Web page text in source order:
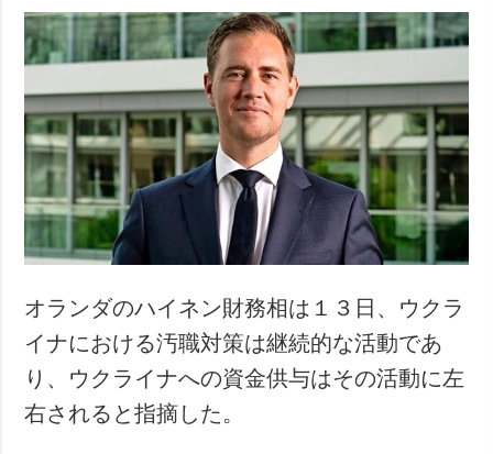
経済・復興
防衛
社会・文化
スポーツ
犯罪
事故・緊急事態
追加
特集
インタビュー
写真
動画
サービス
購読
フォトバンク
オランダのハイネン財務相は１３日、ウクラ
イナにおける汚職対策は継続的な活動であ
り、ウクライナへの資金供与はその活動に左
右されると指摘した。